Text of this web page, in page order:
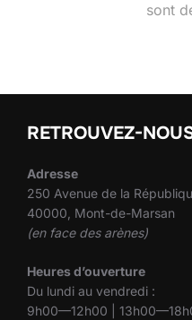
sont
RETROUVEZ-
Adresse
250 Avenue de la
40000, Mont-de-Marsan
(en face des arènes)
Heures d’ouverture
Du lundi au vendredi :
9h00—12h00 |